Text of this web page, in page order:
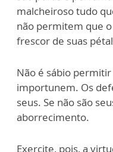
malcheiroso tudo
não permitem que
frescor de suas
Não é sábio
importunem. Os
seus. Se não são
aborrecimento.
Exercite, pois, a